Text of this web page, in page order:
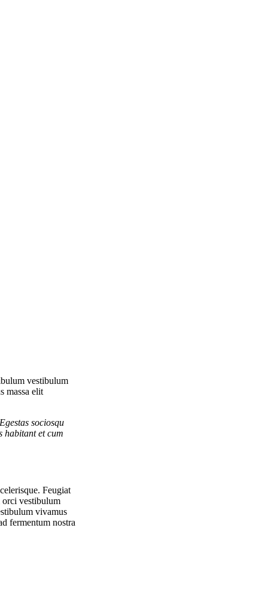
vestibulum
massa elit
sociosqu
habitant et cum
Feugiat
orci vestibulum
vivamus
fermentum nostra